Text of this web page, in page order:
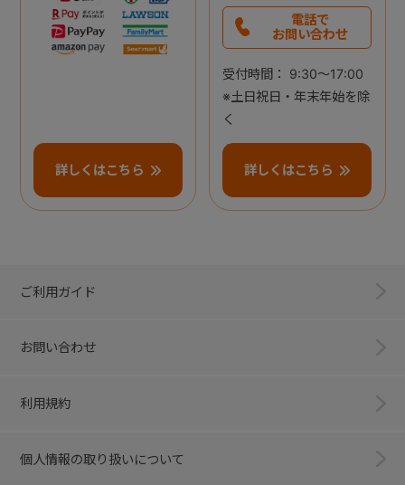
詳しくはこちら
電話で
お問い合わせ
受付時間： 9:30～17:00
※土日祝日・年末年始を除
く
詳しくはこちら
ご利用ガイド
お問い合わせ
利用規約
個人情報の取り扱いについて